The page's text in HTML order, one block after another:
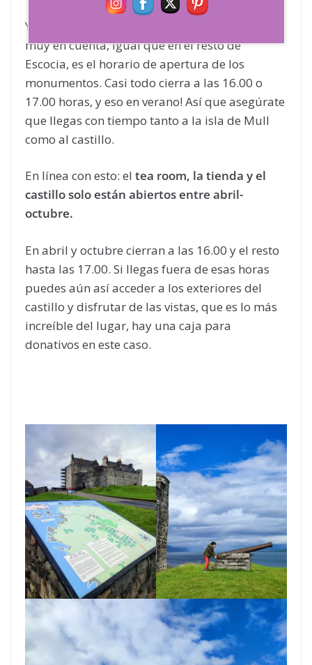
Y por fin llegamos al castillo. Una cosa a tener
muy en cuenta, igual que en el resto de
Escocia, es el horario de apertura de los
monumentos. Casi todo cierra a las 16.00 o
17.00 horas, y eso en verano! Así que asegúrate
que llegas con tiempo tanto a la isla de Mull
como al castillo.
En línea con esto: el tea room, la tienda y el
castillo solo están abiertos entre abril-
octubre.
En abril y octubre cierran a las 16.00 y el resto
hasta las 17.00. Si llegas fuera de esas horas
puedes aún así acceder a los exteriores del
castillo y disfrutar de las vistas, que es lo más
increíble del lugar, hay una caja para
donativos en este caso.